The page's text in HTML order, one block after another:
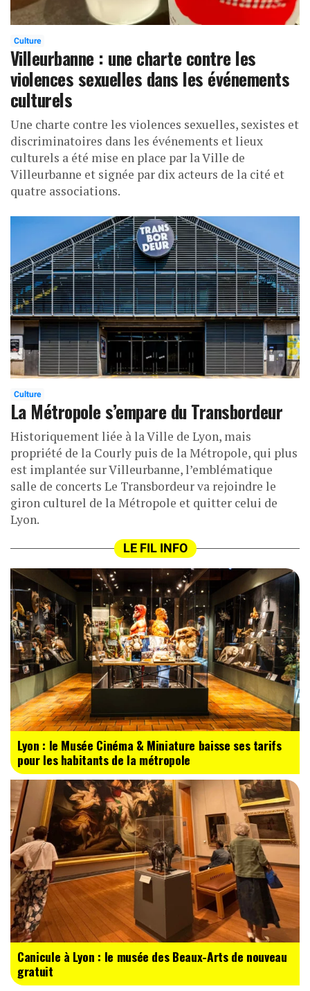
Culture
Villeurbanne : une charte contre les
violences sexuelles dans les événements
culturels
Une charte contre les violences sexuelles, sexistes et
discriminatoires dans les événements et lieux
culturels a été mise en place par la Ville de
Villeurbanne et signée par dix acteurs de la cité et
quatre associations.
Culture
La Métropole s’empare du Transbordeur
Historiquement liée à la Ville de Lyon, mais
propriété de la Courly puis de la Métropole, qui plus
est implantée sur Villeurbanne, l’emblématique
salle de concerts Le Transbordeur va rejoindre le
giron culturel de la Métropole et quitter celui de
Lyon.
LE FIL INFO
Lyon : le Musée Cinéma & Miniature baisse ses tarifs
pour les habitants de la métropole
Canicule à Lyon : le musée des Beaux-Arts de nouveau
gratuit